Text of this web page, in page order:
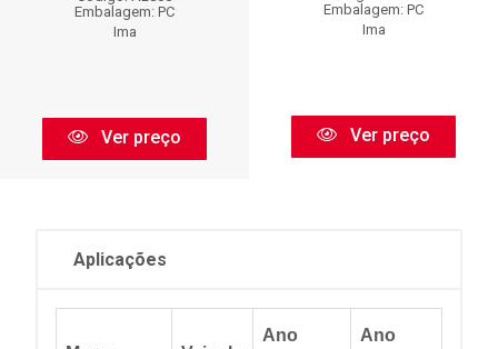
Embalagem: PC
Ima
Ver preço
Embalagem: PC
Ima
Ver preço
Aplicações
Ano
Ano